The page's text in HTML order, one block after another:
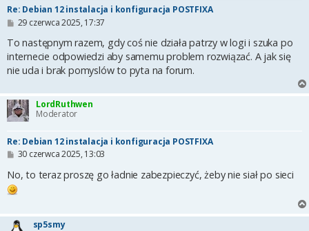
Re: Debian 12 instalacja i konfiguracja POSTFIXA
P
s
t
29 czerwca 2025, 17:37
To następnym razem, gdy coś nie działa patrzy w logi i szuka po
internecie odpowiedzi aby samemu problem rozwiązać. A jak się
nie uda i brak pomyslów to pyta na forum.
LordRuthwen
Moderator
Re: Debian 12 instalacja i konfiguracja POSTFIXA
P
s
t
30 czerwca 2025, 13:03
No, to teraz proszę go ładnie zabezpieczyć, żeby nie siał po sieci
sp5smy